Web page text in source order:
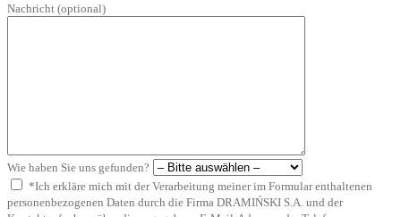
Nachricht (optional)
Wie haben Sie uns gefunden?
*Ich erkläre mich mit der Verarbeitung meiner im Formular enthaltenen
personenbezogenen Daten durch die Firma DRAMIŃSKI S.A. und der